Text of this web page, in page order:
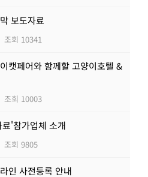
보도자료
조회 10341
캣페어와 함께할 고양이호텔 &
조회 10003
'참가업체 소개
조회 9805
인 사전등록 안내